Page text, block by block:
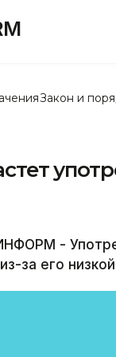
Закон и
-
за его